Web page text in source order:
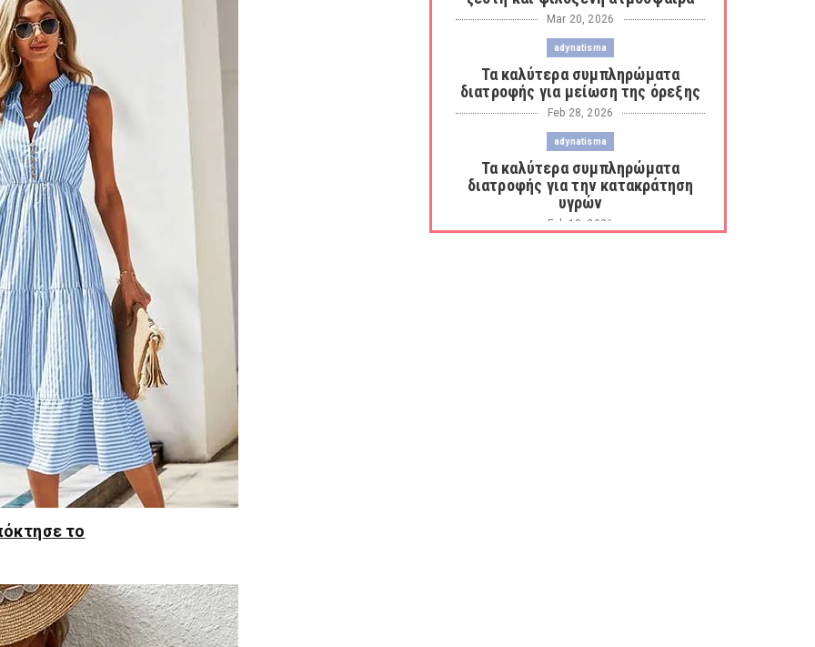
το
Mar 20, 2026
adynatisma
Τα καλύτερα συμπληρώματα
διατροφής για μείωση της όρεξης
Feb 28, 2026
adynatisma
Τα καλύτερα συμπληρώματα
διατροφής για την κατακράτηση
υγρών
Feb 18, 2026